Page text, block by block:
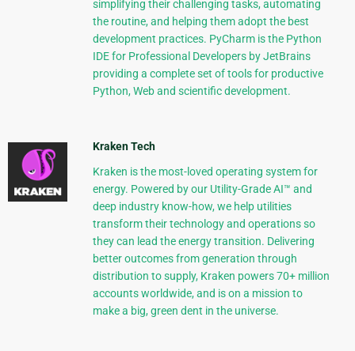
simplifying their challenging tasks, automating
the routine, and helping them adopt the best
development practices. PyCharm is the Python
IDE for Professional Developers by JetBrains
providing a complete set of tools for productive
Python, Web and scientific development.
Kraken Tech
Kraken is the most-loved operating system for
energy. Powered by our Utility-Grade AI™ and
deep industry know-how, we help utilities
transform their technology and operations so
they can lead the energy transition. Delivering
better outcomes from generation through
distribution to supply, Kraken powers 70+ million
accounts worldwide, and is on a mission to
make a big, green dent in the universe.